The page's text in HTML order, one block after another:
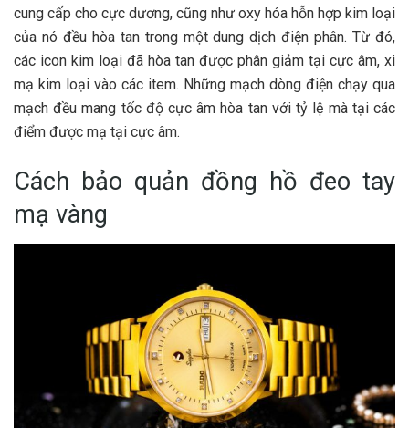
cung cấp cho cực dương, cũng như oxy hóa hỗn hợp kim loại
của nó đều hòa tan trong một dung dịch điện phân. Từ đó,
các icon kim loại đã hòa tan được phân giảm tại cực âm, xi
mạ kim loại vào các item. Những mạch dòng điện chạy qua
mạch đều mang tốc độ cực âm hòa tan với tỷ lệ mà tại các
điểm được mạ tại cực âm.
Cách bảo quản đồng hồ đeo tay
mạ vàng